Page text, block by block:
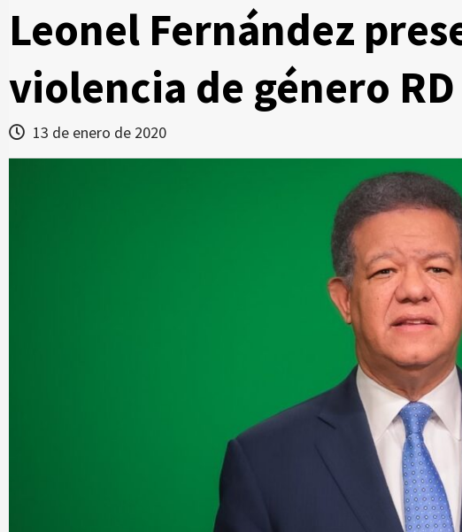
Leonel Fernández
violencia de género RD
13 de enero de 2020